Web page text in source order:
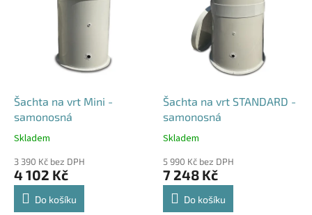
Šachta na vrt Mini -
samonosná
Průměrné
produktu
je
4,4
Skladem
3 390 Kč bez DPH
4 102 Kč
Do košíku
Šachta na vrt STANDARD -
samonosná
Průměrné
produktu
je
4,3
Skladem
5 990 Kč bez DPH
7 248 Kč
Do košíku